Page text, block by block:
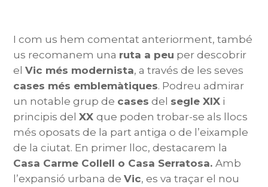
I com us hem comentat anteriorment, també
us recomanem una ruta a peu per descobrir
elVic més modernista, a través de les seves
cases més emblemàtiques. Podreu admirar
un notable grup de cases del segle XIX i
principis delXXque poden trobar-se als llocs
més oposats de la part antiga o de l’eixample
de la ciutat. En primer lloc, destacarem la
Casa Carme Collell o Casa Serratosa.Amb
l’expansió urbana deVic, es va traçar el nou